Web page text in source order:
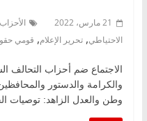
21 مارس، 2022 الأحزاب
الاحتياطي, تحرير الإعلام, قومي
الاجتماع ضم أحزاب التحالف
والكرامة والدستور
وطن والعدل الزاهد: توصيات